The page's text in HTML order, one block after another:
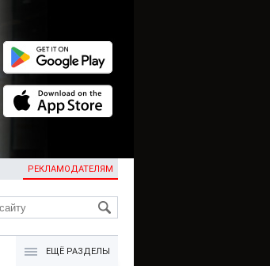
РЕКЛАМОДАТЕЛЯМ
KG
ЕЩЁ РАЗДЕЛЫ